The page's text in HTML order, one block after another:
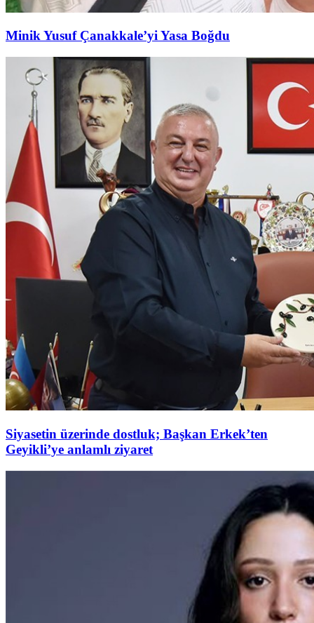
Minik Yusuf Çanakkale’yi Yasa Boğdu
Siyasetin üzerinde dostluk; Başkan Erkek’ten
Geyikli’ye anlamlı ziyaret